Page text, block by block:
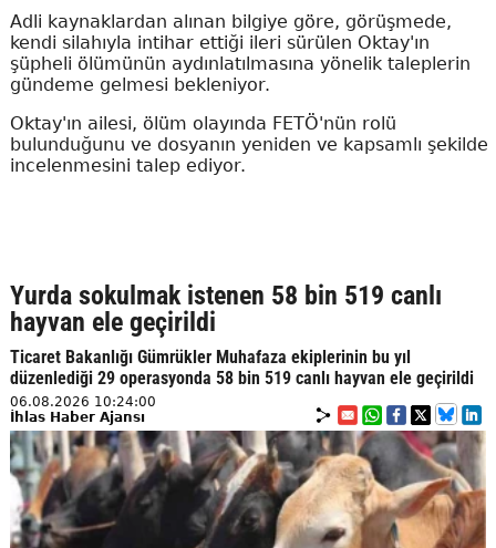
Adli kaynaklardan alınan bilgiye göre, görüşmede,
kendi silahıyla intihar ettiği ileri sürülen Oktay'ın
şüpheli ölümünün aydınlatılmasına yönelik taleplerin
gündeme gelmesi bekleniyor.
Oktay'ın ailesi, ölüm olayında FETÖ'nün rolü
bulunduğunu ve dosyanın yeniden ve kapsamlı şekilde
incelenmesini talep ediyor.
Yurda sokulmak istenen 58 bin 519 canlı
hayvan ele geçirildi
Ticaret Bakanlığı Gümrükler Muhafaza ekiplerinin bu yıl
düzenlediği 29 operasyonda 58 bin 519 canlı hayvan ele geçirildi
06.08.2026 10:24:00
İhlas Haber Ajansı